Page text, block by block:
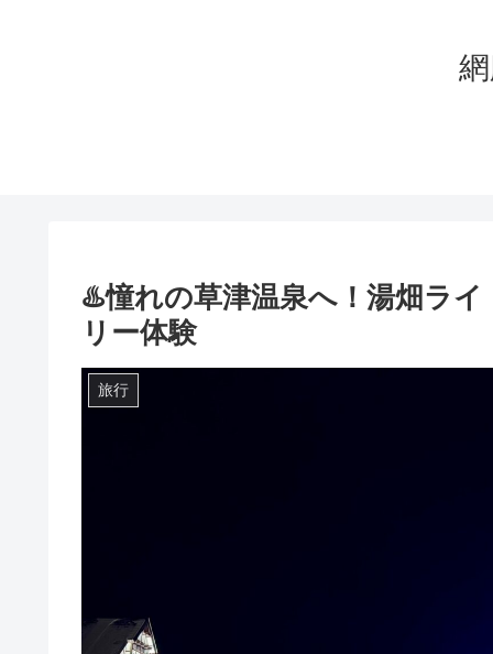
♨️憧れの草津温泉へ！湯畑ラ
リー体験
旅行